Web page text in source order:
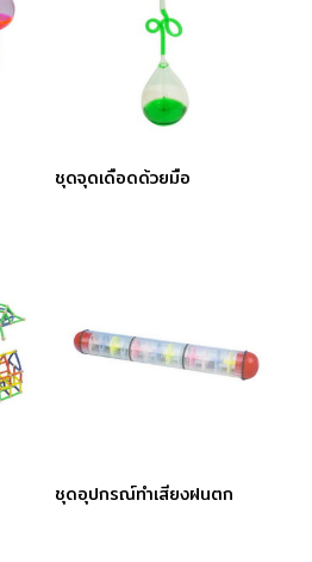
ชุดจุดเดือดด้วยมือ
ชุดอุปกรณ์ทำเสียงฝนตก